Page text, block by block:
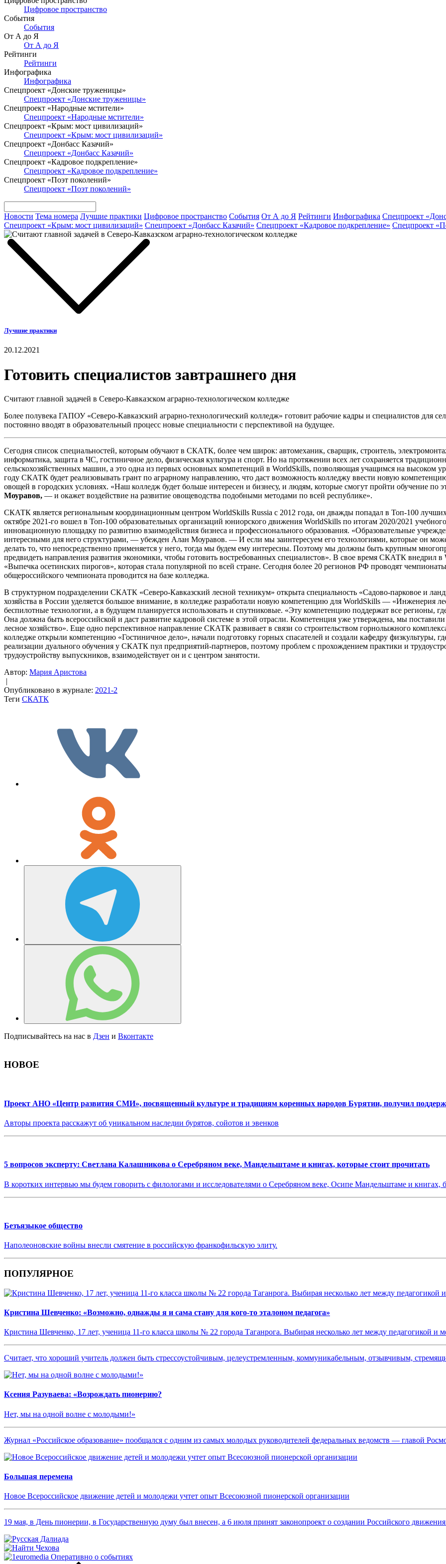
Цифровое пространство
События
События
От А до Я
От А до Я
Рейтинги
Рейтинги
Инфографика
Инфографика
Спецпроект «Донские труженицы»
Спецпроект «Донские труженицы»
Спецпроект «Народные мстители»
Спецпроект «Народные мстители»
Спецпроект «Крым: мост цивилизаций»
Спецпроект «Крым: мост цивилизаций»
Спецпроект «Донбасс Казачий»
Спецпроект «Донбасс Казачий»
Спецпроект «Кадровое подкрепление»
Спецпроект «Кадровое подкрепление»
Спецпроект «Поэт поколений»
Спецпроект «Поэт поколений»
Новости Тема номера Лучшие практики Цифровое пространство События От А до Я Рейтинги Инфографика Спецпроект
Спецпроект «Крым: мост цивилизаций» Спецпроект «Донбасс Казачий» Спецпроект «Кадровое подкрепление» Спецпроект
Лучшие практики
20.12.2021
Готовить специалистов завтрашнего дня
Считают главной задачей в Северо-Кавказском аграрно-технологическом колледже
Более полувека ГАПОУ «Северо-Кавказский аграрно-технологический колледж» готовит рабочие кадры и специалистов для
постоянно вводят в образовательный процесс новые специальности с перспективой на будущее.
Сегодня список специальностей, которым обучают в СКАТК, более чем широк: автомеханик, сварщик, строитель,
информатика, защита в ЧС, гостиничное дело, физическая культура и спорт. Но на протяжении всех лет сохраняется
сельскохозяйственных машин, а это одна из первых основных компетенций в WorldSkills, позволяющая учащимся на высоком
году СКАТК будет реализовывать грант по аграрному направлению, что даст возможность колледжу ввести новую
овощей в городских условиях. «Наш колледж будет больше интересен и бизнесу, и людям, которые смогут пройти обучение
Моуравов, — и окажет воздействие на развитие овощеводства подобными методами по всей республике».
СКАТК является региональным координационным центром WorldSkills Russia c 2012 года, он дважды попадал в Топ-100
октябре 2021-го вошел в Топ-100 образовательных организаций юниорского движения WorldSkills по итогам 2020/2021
инновационную площадку по развитию взаимодействия бизнеса и профессионального образования. «Образовательные
интересными для него структурами, — убежден Алан Моуравов. — И если мы заинтересуем его технологиями, которые он
делать то, что непосредственно применяется у него, тогда мы будем ему интересны. Поэтому мы должны быть крупным
предвидеть направления развития экономики, чтобы готовить востребованных специалистов». В свое время СКАТК
«Выпечка осетинских пирогов», которая стала популярной по всей стране. Сегодня более 20 регионов РФ проводят
общероссийского чемпионата проводится на базе колледжа.
В структурном подразделении СКАТК «Северо-Кавказский лесной техникум» открыта специальность «Садово-парковое и
хозяйства в России уделяется большое внимание, в колледже разработали новую компетенцию для WorldSkills — «Инженерия
беспилотные технологии, а в будущем планируется использовать и спутниковые. «Эту компетенцию поддержат все
Она должна быть всероссийской и даст развитие кадровой системе в этой отрасли. Компетенция уже утверждена, мы
лесное хозяйство». Еще одно перспективное направление СКАТК развивает в связи со строительством горнолыжного
колледже открыли компетенцию «Гостиничное дело», начали подготовку горных спасателей и создали кафедру физкультуры,
реализации дуального обучения у СКАТК пул предприятий-партнеров, поэтому проблем с прохождением практики и
трудоустройству выпускников, взаимодействует он и с центром занятости.
Автор: Мария Аристова
|
Опубликовано в журнале: 2021-2
Теги СКАТК
Подписывайтесь на нас в Дзен и Вконтакте
НОВОЕ
Проект АНО «Центр развития СМИ», посвященный культуре и традициям коренных народов Бурятии, получил
Авторы проекта расскажут об уникальном наследии бурятов, сойотов и эвенков
5 вопросов эксперту: Светлана Калашникова о Серебряном веке, Мандельштаме и книгах, которые стоит прочитать
В коротких интервью мы будем говорить с филологами и исследователями о Серебряном веке, Осипе Мандельштаме и книгах,
Безъязыкое общество
Наполеоновские войны внесли смятение в российскую франкофильскую элиту.
ПОПУЛЯРНОЕ
Кристина Шевченко: «Возможно, однажды я и сама стану для кого-то эталоном педагога»
Кристина Шевченко, 17 лет, ученица 11-го класса школы № 22 города Таганрога. Выбирая несколько лет между педагогикой и
Считает, что хороший учитель должен быть стрессоустойчивым, целеустремленным, коммуникабельным, отзывчивым,
Ксения Разуваева: «Возрождать пионерию?
Нет, мы на одной волне с молодыми!»
Журнал «Российское образование» пообщался с одним из самых молодых руководителей федеральных ведомств — главой
Большая перемена
Новое Всероссийское движение детей и молодежи учтет опыт Всесоюзной пионерской организации
19 мая, в День пионерии, в Государственную думу был внесен, а 6 июля принят законопроект о создании Российского